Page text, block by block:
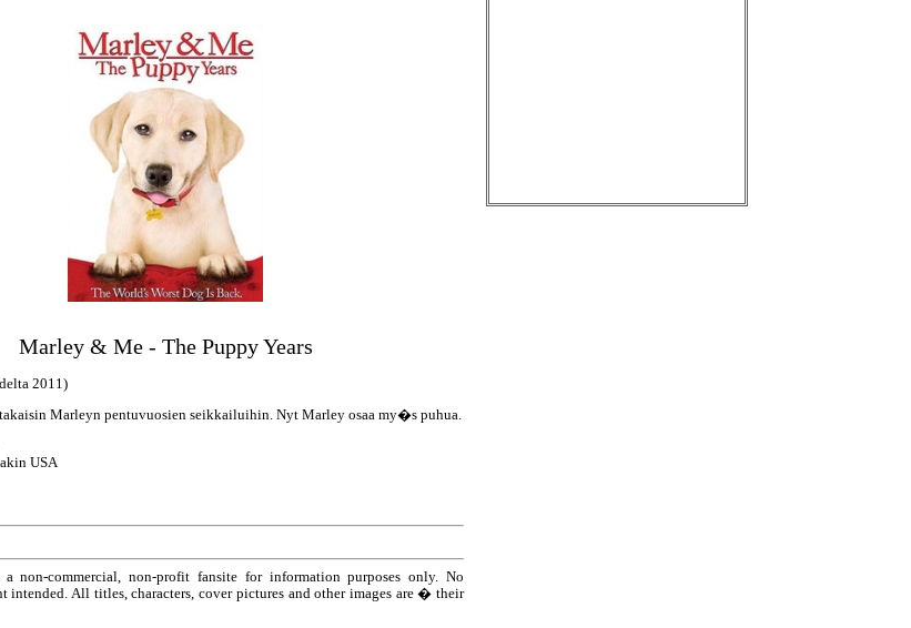
Marley & Me - The Puppy Years
2011)
takaisin Marleyn pentuvuosien seikkailuihin. Nyt Marley osaa my�s puhua.
USA
non-commercial, non-profit fansite for information purposes only. No
intended. All titles, characters, cover pictures and other images are � their